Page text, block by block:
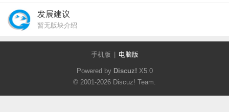
发展建议
暂无版块介绍
手机版 电脑版
Powered by Discuz! X5.0
© 2001-2026 Discuz! Team.